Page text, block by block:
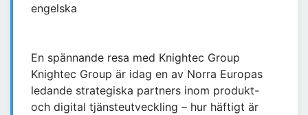
engelska
En spännande resa med Knightec Group
Knightec Group är idag en av Norra Europas
ledande strategiska partners inom produkt-
och digital tjänsteutveckling – hur häftigt är